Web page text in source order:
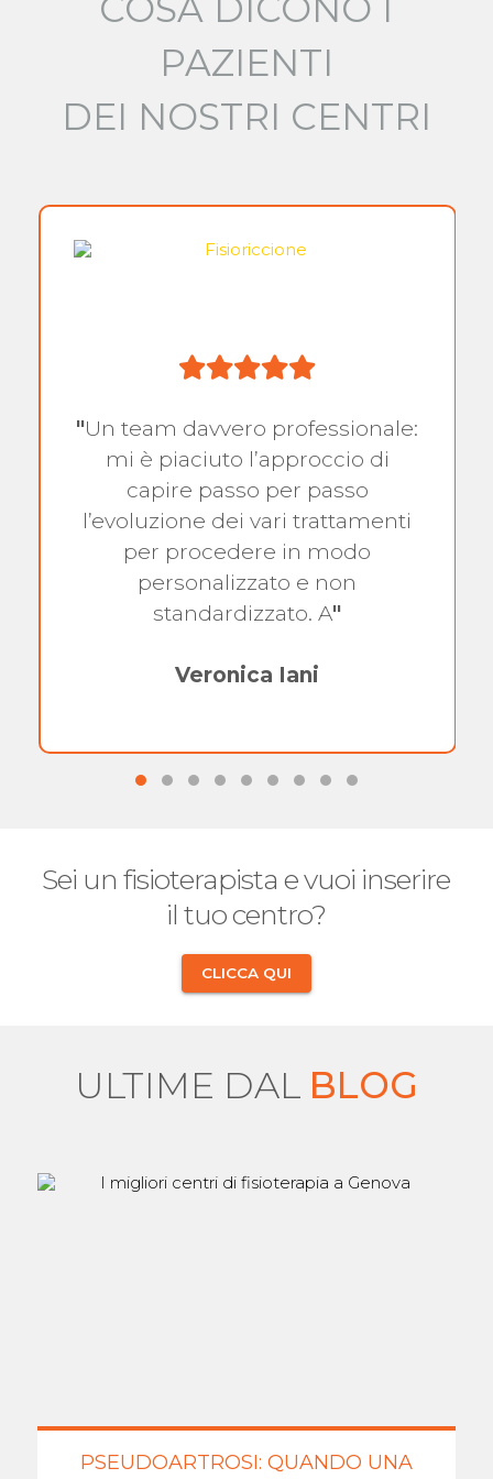
COSA DICONO I
PAZIENTI
DEI NOSTRI CENTRI
"Un team davvero professionale:
mi è piaciuto l’approccio di
capire passo per passo
l’evoluzione dei vari trattamenti
per procedere in modo
personalizzato e non
standardizzato. A"
Veronica Iani
Sei un fisioterapista e vuoi inserire
il tuo centro?
CLICCA QUI
ULTIME DAL BLOG
PSEUDOARTROSI: QUANDO UNA